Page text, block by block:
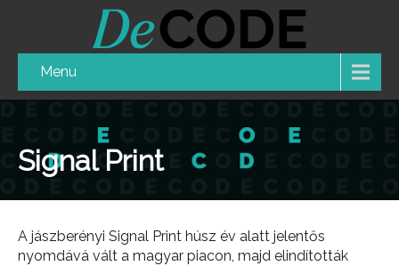
Menu
Signal Print
A jászberényi Signal Print húsz év alatt jelentős
nyomdává vált a magyar piacon, majd elindították